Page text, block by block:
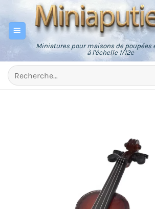
au
contenu
Miniatures pour maisons de poupées
à l'échelle 1/12e
Recherche
pour :